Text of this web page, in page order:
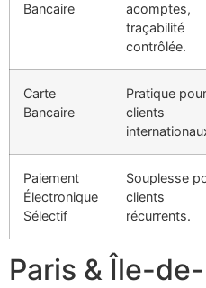
Bancaire
acomptes,
traçabilité
contrôlée.
Carte
Bancaire
Pratique pour
clients
Paiement
Électronique
Sélectif
Souplesse
clients
récurrents.
Paris & Île-